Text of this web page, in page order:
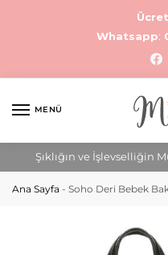
Whatsapp:
MENÜ
Şıklığın ve İşlevselliğin
Ana Sayfa - Soho Deri Bebek